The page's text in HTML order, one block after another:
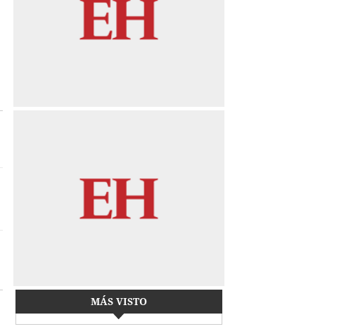
MÁS VISTO